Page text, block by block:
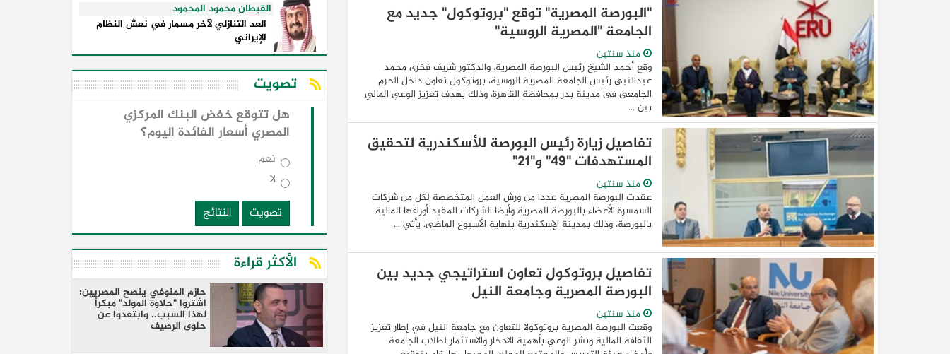
"البورصة المصرية" توقع "بروتوكول" جديد مع
الجامعة "المصرية الروسية"
منذ سنتين
وقع أحمد الشيخ رئيس البورصة المصرية، والدكتور شريف فخرى محمد
عبدالنبى رئيس الجامعة المصرية الروسية، بروتوكول تعاون داخل الحرم
الجامعى فى مدينة بدر بمحافظة القاهرة، وذلك بهدف تعزيز الوعي المالي
بين ...
تفاصيل زيارة رئيس البورصة للأسكندرية لتحقيق
المستهدفات "49" و"21"
منذ سنتين
عقدت البورصة المصرية عددا من ورش العمل المتخصصة لكل من شركات
السمسرة الأعضاء بالبورصة المصرية وأيضا الشركات المقيد أوراقها المالية
بالبورصة، وذلك بمدينة الإسكندرية بنهاية الأسبوع الماضى. يأتي ...
تفاصيل بروتوكول تعاون استراتيجي جديد بين
البورصة المصرية وجامعة النيل
منذ سنتين
وقعت البورصة المصرية بروتوكولا للتعاون مع جامعة النيل في إطار تعزيز
الثقافة المالية ونشر الوعي بأهمية الادخار والاستثمار لطلاب الجامعة
القبطان محمود المحمود
العد التنازلي لآخر مسمار في نعش النظام
الإيراني
تصويت
هل تتوقع خفض البنك المركزي
المصري أسعار الفائدة اليوم؟
نعم
لا
تصويت
النتائج
الأكثر قراءة
​حازم المنوفي ينصح المصريين:
اشتروا "حلاوة المولد" مبكراً
لهذا السبب.. وابتعدوا عن
حلوى الرصيف